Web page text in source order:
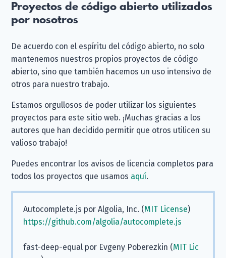
Proyectos de código abierto utilizados
por nosotros
De acuerdo con el espíritu del código abierto, no solo
mantenemos nuestros propios proyectos de código
abierto, sino que también hacemos un uso intensivo de
otros para nuestro trabajo.
Estamos orgullosos de poder utilizar los siguientes
proyectos para este sitio web. ¡Muchas gracias a los
autores que han decidido permitir que otros utilicen su
valioso trabajo!
Puedes encontrar los avisos de licencia completos para
todos los proyectos que usamos aquí.
Autocomplete.js por Algolia, Inc. (MIT License)
https://github.com/algolia/autocomplete.js
fast-deep-equal por Evgeny Poberezkin (MIT Lic